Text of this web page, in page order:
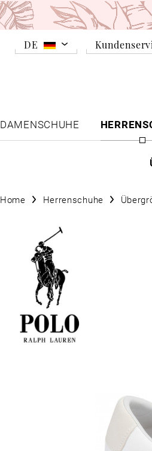
DE
DAMENSCHUHE
Home Herrenschuhe